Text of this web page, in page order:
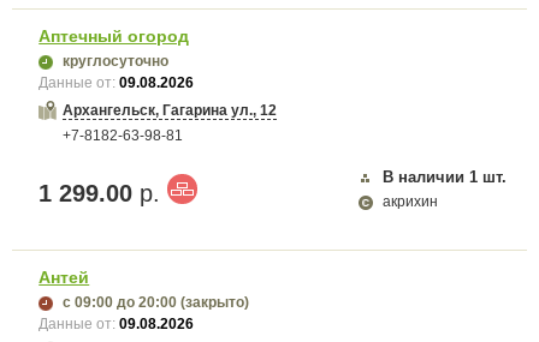
Аптечный огород
круглосуточно
Данные от:09.08.2026
Архангельск, Гагарина ул., 12
+7-8182-63-98-81
1 299.00 р.
В наличии 1 шт.
акрихин
Антей
с 09:00 до 20:00 (закрыто)
Данные от:09.08.2026